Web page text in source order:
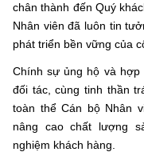
chân thành đến Quý
Nhân viên đã luôn tin
phát triển bền vững của
Chính sự ủng hộ và hợp
đối tác, cùng tinh thần
toàn thể Cán bộ Nhân
nâng cao chất lượng
nghiệm khách hàng.